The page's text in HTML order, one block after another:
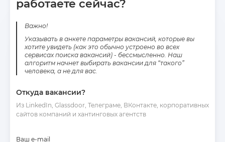
работаете сейчас?
Важно!
Указывать в анкете параметры вакансий, которые вы
хотите увидеть (как это обычно устроено во всех
сервисах поиска вакансий) - бессмысленно. Наш
алгоритм начнет выбирать вакансии для “такого”
человека, а не для вас.
Откуда вакансии?
Из LinkedIn, Glassdoor, Телеграме, ВКонтакте, корпоративных
сайтов компаний и хантинговых агентств
Ваш e-mail